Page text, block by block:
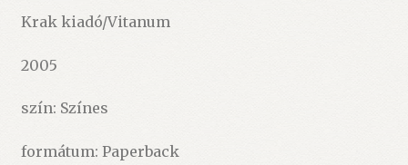
Krak kiadó/Vitanum
2005
szín: Színes
formátum: Paperback